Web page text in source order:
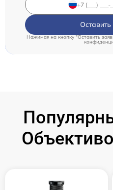
Нажимая на кнопку "Оставить